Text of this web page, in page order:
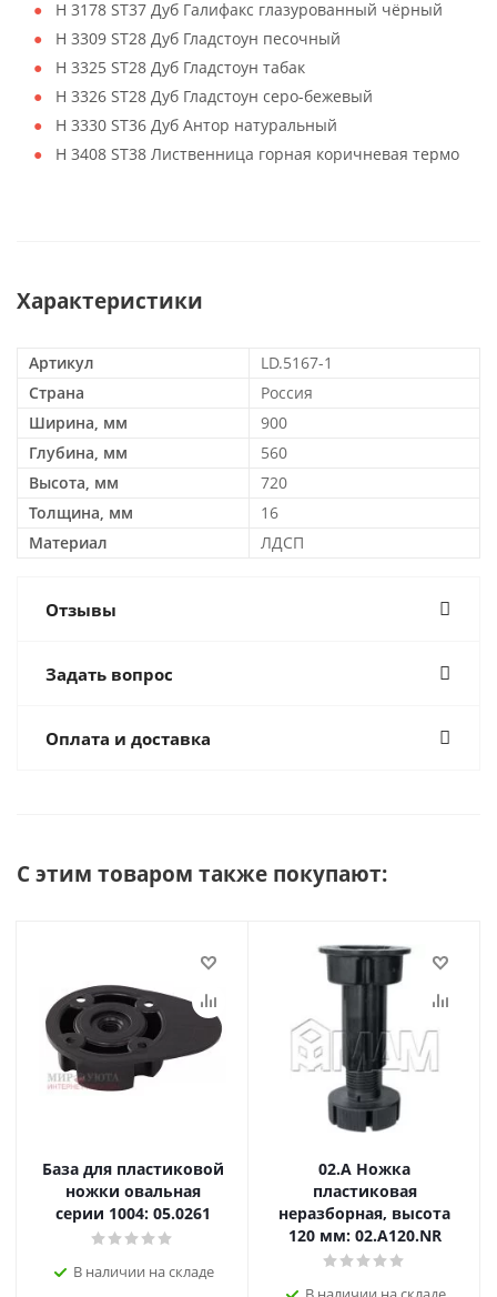
H 3178 ST37 Дуб Галифакс глазурованный чёрный
H 3309 ST28 Дуб Гладстоун песочный
H 3325 ST28 Дуб Гладстоун табак
H 3326 ST28 Дуб Гладстоун серо-бежевый
H 3330 ST36 Дуб Антор натуральный
H 3408 ST38 Лиственница горная коричневая термо
Характеристики
Артикул
LD.5167-1
Страна
Россия
Ширина, мм
900
Глубина, мм
560
Высота, мм
720
Толщина, мм
16
Материал
ЛДСП
Отзывы
Задать вопрос
Оплата и доставка
С этим товаром также покупают:
База для пластиковой
ножки овальная
серии 1004: 05.0261
В наличии на складе
02.А Ножка
пластиковая
неразборная, высота
120 мм: 02.A120.NR